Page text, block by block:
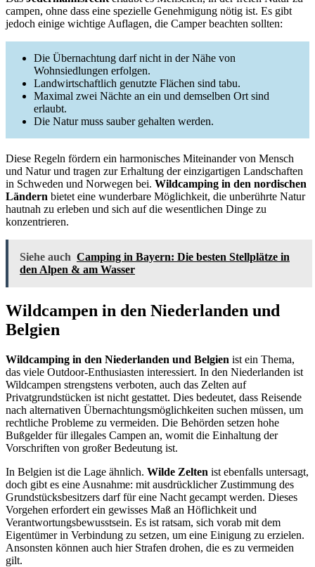
campen, ohne dass eine spezielle Genehmigung nötig ist. Es gibt
jedoch einige wichtige Auflagen, die Camper beachten sollten:
Die Übernachtung darf nicht in der Nähe von
Wohnsiedlungen erfolgen.
Landwirtschaftlich genutzte Flächen sind tabu.
Maximal zwei Nächte an ein und demselben Ort sind
erlaubt.
Die Natur muss sauber gehalten werden.
Diese Regeln fördern ein harmonisches Miteinander von Mensch
und Natur und tragen zur Erhaltung der einzigartigen Landschaften
in Schweden und Norwegen bei. Wildcamping in den nordischen
Ländern bietet eine wunderbare Möglichkeit, die unberührte Natur
hautnah zu erleben und sich auf die wesentlichen Dinge zu
konzentrieren.
Siehe auch Camping in Bayern: Die besten Stellplätze in
den Alpen & am Wasser
Wildcampen in den Niederlanden und
Belgien
Wildcamping in den Niederlanden und Belgien ist ein Thema,
das viele Outdoor-Enthusiasten interessiert. In den Niederlanden ist
Wildcampen strengstens verboten, auch das Zelten auf
Privatgrundstücken ist nicht gestattet. Dies bedeutet, dass Reisende
nach alternativen Übernachtungsmöglichkeiten suchen müssen, um
rechtliche Probleme zu vermeiden. Die Behörden setzen hohe
Bußgelder für illegales Campen an, womit die Einhaltung der
Vorschriften von großer Bedeutung ist.
In Belgien ist die Lage ähnlich. Wilde Zelten ist ebenfalls untersagt,
doch gibt es eine Ausnahme: mit ausdrücklicher Zustimmung des
Grundstücksbesitzers darf für eine Nacht gecampt werden. Dieses
Vorgehen erfordert ein gewisses Maß an Höflichkeit und
Verantwortungsbewusstsein. Es ist ratsam, sich vorab mit dem
Eigentümer in Verbindung zu setzen, um eine Einigung zu erzielen.
Ansonsten können auch hier Strafen drohen, die es zu vermeiden
gilt.